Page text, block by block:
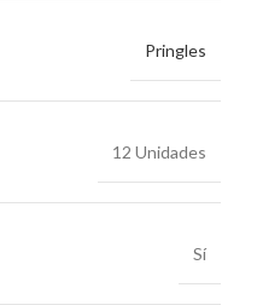
Pringles
12 Unidades
Sí